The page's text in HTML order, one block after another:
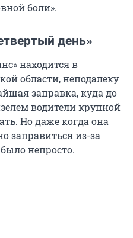
боли».
день»
находится в
области, неподалеку
заправка, куда до
водители крупной
Но даже когда она
заправиться из-за
непросто.